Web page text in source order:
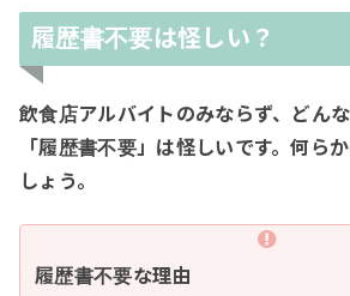
履歴書不要は怪しい？
飲食店アルバイトのみならず、どん
「履歴書不要」は怪しいです。何ら
しょう。
履歴書不要な理由